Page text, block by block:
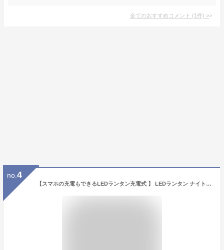
全てのおすすめコメント (1件) >
no. 4
【スマホの充電もできるLEDランタン充電式 】 LEDランタン ナイトライト 防災ライト テーブルライト デスクランプ テーブルランプ デスクライト 照明器具 LED リビング 明るい おしゃれ LED照明 アンティーク ランタン 防災グッズ 釣り 充電器 アウトドア 懐中電灯 キャンプ